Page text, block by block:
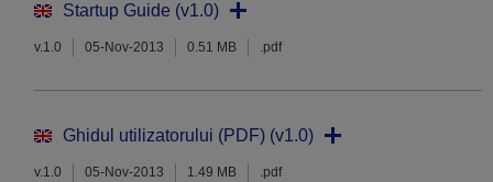
Startup Guide (v1.0)
v.1.0 05-Nov-2013 0.51 MB .pdf
Ghidul utilizatorului (PDF) (v1.0)
v.1.0 05-Nov-2013 1.49 MB .pdf